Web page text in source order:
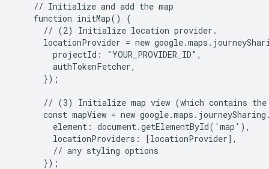
    // Initialize and add the map
    function initMap() {
      // (2) Initialize location provider.
locationProvider = new
        projectId: "YOUR_PROVIDER_ID",
        authTokenFetcher,
      });
// (3) Initialize map view (which contains
const mapView = new
        element: document.getElementById('map'),
        locationProviders: [locationProvider],
        // any styling options
      });